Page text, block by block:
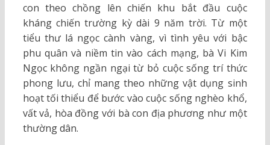
con theo chồng lên chiến khu bắt đầu cuộc
kháng chiến trường kỳ dài 9 năm trời. Từ một
tiểu thư lá ngọc cành vàng, vì tình yêu với bậc
phu quân và niềm tin vào cách mạng, bà Vi Kim
Ngọc không ngần ngại từ bỏ cuộc sống trí thức
phong lưu, chỉ mang theo những vật dụng sinh
hoạt tối thiểu để bước vào cuộc sống nghèo khổ,
vất vả, hòa đồng với bà con địa phương như một
thường dân.